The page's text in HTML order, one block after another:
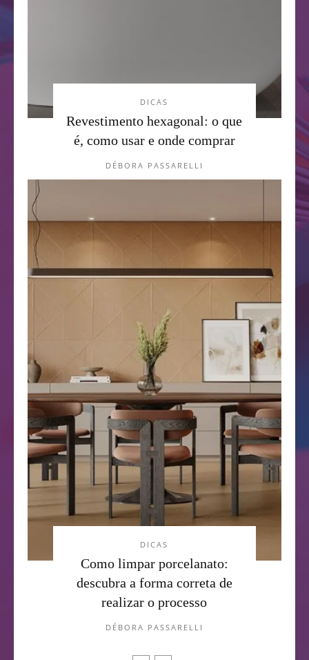
DICAS
Revestimento hexagonal: o que
é, como usar e onde comprar
DÉBORA PASSARELLI
DICAS
Como limpar porcelanato:
descubra a forma correta de
realizar o processo
DÉBORA PASSARELLI